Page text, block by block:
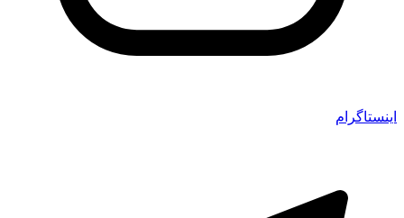
اینستاگرام